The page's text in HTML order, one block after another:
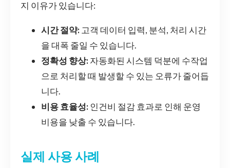
지 이유가 있습니다:
시간 절약: 고객 데이터 입력, 분석, 처리 시간
을 대폭 줄일 수 있습니다.
정확성 향상: 자동화된 시스템 덕분에 수작업
으로 처리할 때 발생할 수 있는 오류가 줄어듭
니다.
비용 효율성: 인건비 절감 효과로 인해 운영
비용을 낮출 수 있습니다.
실제 사용 사례